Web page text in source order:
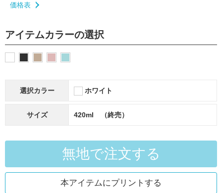
価格表
アイテムカラーの選択
選択カラー ホワイト
サイズ 420ml （終売）
無地で注文する
本アイテムにプリントする